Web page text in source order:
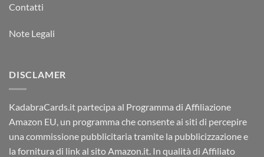
Contatti
Note Legali
DISCLAMER
KadabraCards.it partecipa al Programma di Affiliazione
Amazon EU, un programma che consente ai siti di percepire
una commissione pubblicitaria tramite la pubblicizzazione e
la fornitura di link al sito Amazon.it. In qualità di Affiliato